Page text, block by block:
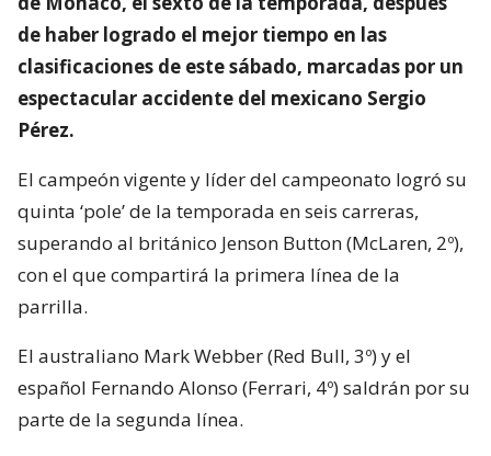
de haber logrado el mejor tiempo en las
clasificaciones de este sábado, marcadas por un
espectacular accidente del mexicano Sergio
Pérez.
El campeón vigente y líder del campeonato logró su
quinta ‘pole’ de la temporada en seis carreras,
superando al británico Jenson Button (McLaren, 2º),
con el que compartirá la primera línea de la
parrilla.
El australiano Mark Webber (Red Bull, 3º) y el
español Fernando Alonso (Ferrari, 4º) saldrán por su
parte de la segunda línea.